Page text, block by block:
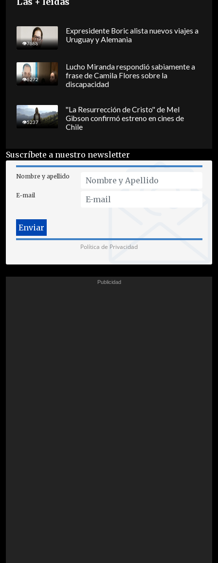
7688
Expresidente Boric alista nuevos viajes a
Uruguay y Alemania
6272
Lucho Miranda respondió sabiamente a
frase de Camila Flores sobre la
discapacidad
5237
"La Resurrección de Cristo" de Mel
Gibson confirmó estreno en cines de
Chile
Suscríbete a nuestro newsletter
Nombre y apellido
E-mail
Política de Privacidad